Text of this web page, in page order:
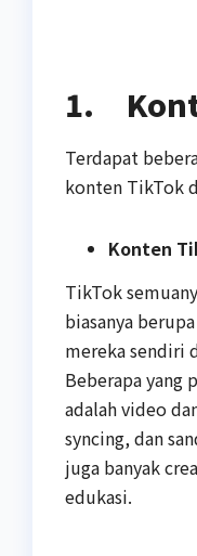
1.
Terdapat
konten TikTok
Konten
TikTok
biasanya
mereka sendiri
Beberapa yang
adalah video
syncing, dan
juga banyak
edukasi.